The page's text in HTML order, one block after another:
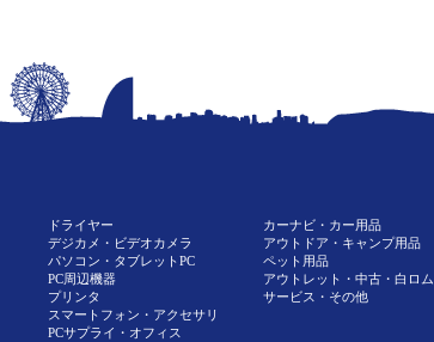
ドライヤー
デジカメ・ビデオカメラ
パソコン・タブレットPC
PC周辺機器
プリンタ
スマートフォン・アクセサリ
PCサプライ・オフィス
カーナビ・カー用品
アウトドア・キャンプ用品
ペット用品
アウトレット・中古・白ロム
サービス・その他